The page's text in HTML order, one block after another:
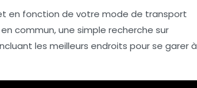
en fonction de votre mode de transport
commun, une simple recherche sur
les meilleurs endroits pour se garer à